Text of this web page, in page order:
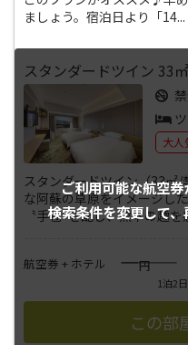
ましょう。宿泊日より「14...
ご利用可能な航空券
検索条件を変更して、
スタンダードツイン 33㎡
大人
スタンダードツイン（33㎡
な阿蘇の草原をイメージし
〝手毬″を配し、熊本の趣を
航空券 + ホテル ――――円
1泊2